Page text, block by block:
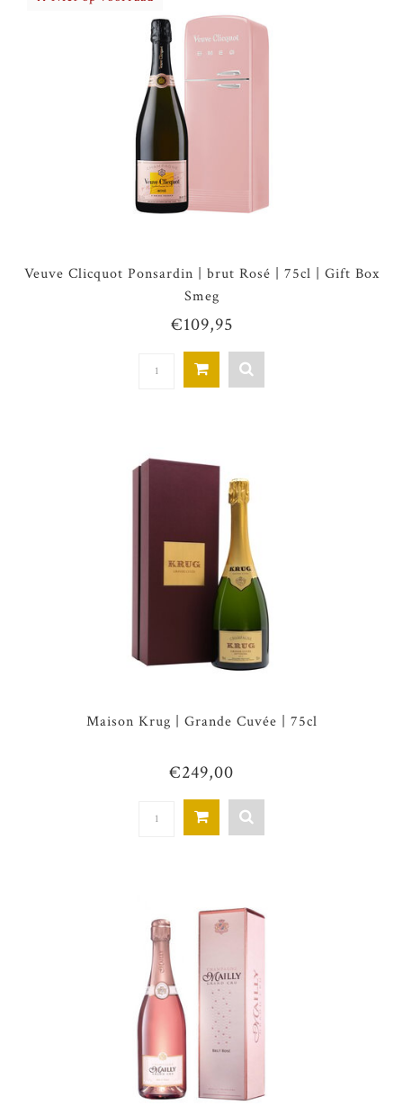
Veuve Clicquot Ponsardin | brut Rosé | 75cl | Gift Box
Smeg
€109,95
Maison Krug | Grande Cuvée | 75cl
€249,00